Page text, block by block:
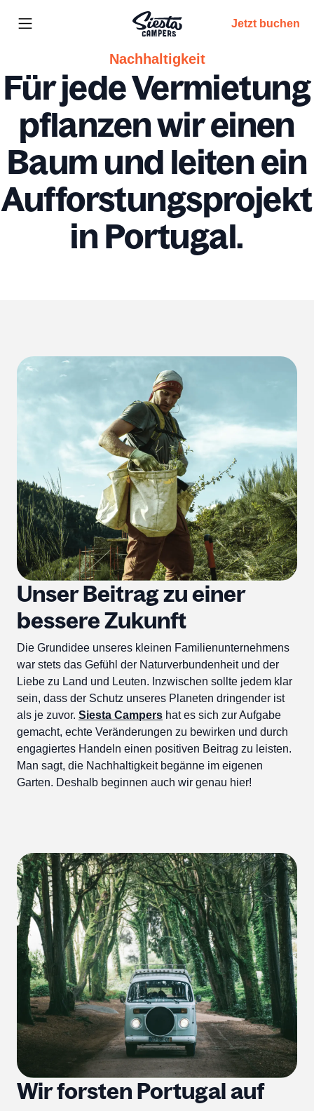
Jetzt buchen
Nachhaltigkeit
Für jede Vermietung
pflanzen wir einen
Baum und leiten ein
Aufforstungsprojekt
in Portugal.
Unser Beitrag zu einer
bessere Zukunft
Die Grundidee unseres kleinen Familienunternehmens
war stets das Gefühl der Naturverbundenheit und der
Liebe zu Land und Leuten. Inzwischen sollte jedem klar
sein, dass der Schutz unseres Planeten dringender ist
als je zuvor. Siesta Campers hat es sich zur Aufgabe
gemacht, echte Veränderungen zu bewirken und durch
engagiertes Handeln einen positiven Beitrag zu leisten.
Man sagt, die Nachhaltigkeit begänne im eigenen
Garten. Deshalb beginnen auch wir genau hier!
Wir forsten Portugal auf